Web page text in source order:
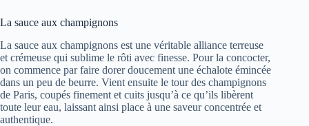
La sauce aux champignons
La sauce aux champignons est une véritable alliance terreuse
et crémeuse qui sublime le rôti avec finesse. Pour la concocter,
on commence par faire dorer doucement une échalote émincée
dans un peu de beurre. Vient ensuite le tour des champignons
de Paris, coupés finement et cuits jusqu’à ce qu’ils libèrent
toute leur eau, laissant ainsi place à une saveur concentrée et
authentique.